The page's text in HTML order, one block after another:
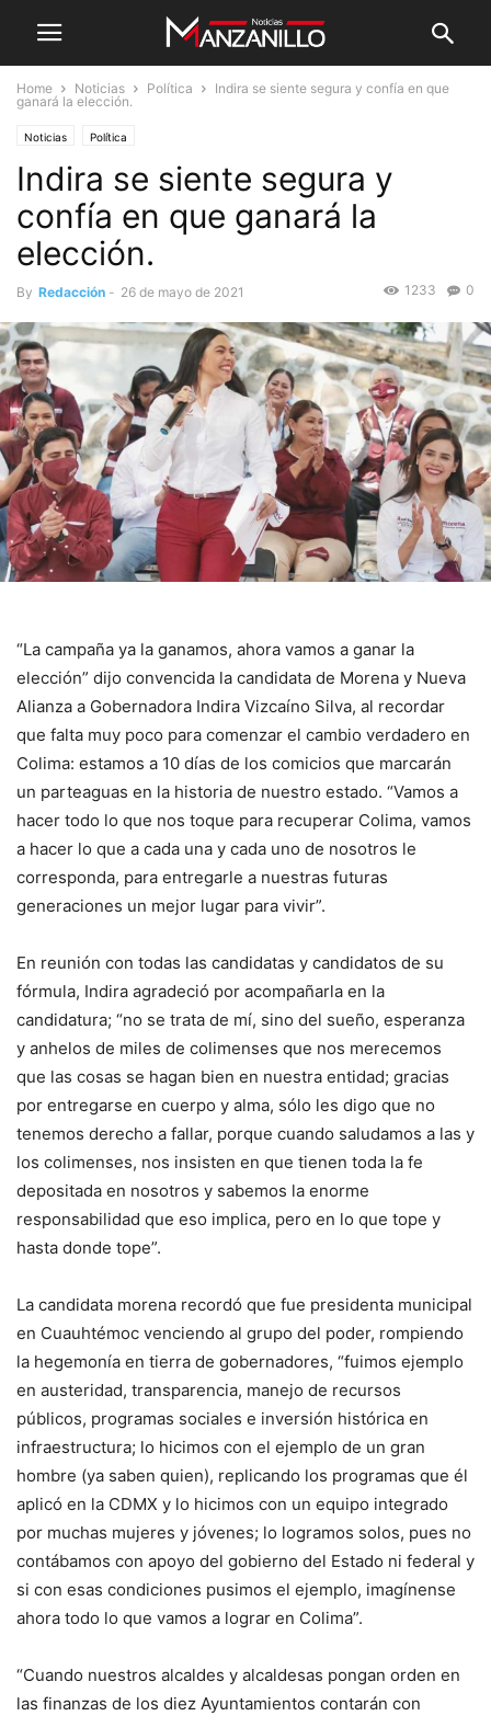
Home Noticias Política
Indira se siente segura y confía en que
ganará la elección.
Noticias Política
Indira se siente segura y
confía en que ganará la
elección.
By Redacción - 26 de mayo de 2021 0
1233
“La campaña ya la ganamos, ahora vamos a ganar la
elección” dijo convencida la candidata de Morena y Nueva
Alianza a Gobernadora Indira Vizcaíno Silva, al recordar
que falta muy poco para comenzar el cambio verdadero en
Colima: estamos a 10 días de los comicios que marcarán
un parteaguas en la historia de nuestro estado. “Vamos a
hacer todo lo que nos toque para recuperar Colima, vamos
a hacer lo que a cada una y cada uno de nosotros le
corresponda, para entregarle a nuestras futuras
generaciones un mejor lugar para vivir”.
En reunión con todas las candidatas y candidatos de su
fórmula, Indira agradeció por acompañarla en la
candidatura; “no se trata de mí, sino del sueño, esperanza
y anhelos de miles de colimenses que nos merecemos
que las cosas se hagan bien en nuestra entidad; gracias
por entregarse en cuerpo y alma, sólo les digo que no
tenemos derecho a fallar, porque cuando saludamos a las y
los colimenses, nos insisten en que tienen toda la fe
depositada en nosotros y sabemos la enorme
responsabilidad que eso implica, pero en lo que tope y
hasta donde tope”.
La candidata morena recordó que fue presidenta municipal
en Cuauhtémoc venciendo al grupo del poder, rompiendo
la hegemonía en tierra de gobernadores, “fuimos ejemplo
en austeridad, transparencia, manejo de recursos
públicos, programas sociales e inversión histórica en
infraestructura; lo hicimos con el ejemplo de un gran
hombre (ya saben quien), replicando los programas que él
aplicó en la CDMX y lo hicimos con un equipo integrado
por muchas mujeres y jóvenes; lo logramos solos, pues no
contábamos con apoyo del gobierno del Estado ni federal y
si con esas condiciones pusimos el ejemplo, imagínense
ahora todo lo que vamos a lograr en Colima”.
“Cuando nuestros alcaldes y alcaldesas pongan orden en
las finanzas de los diez Ayuntamientos contarán con